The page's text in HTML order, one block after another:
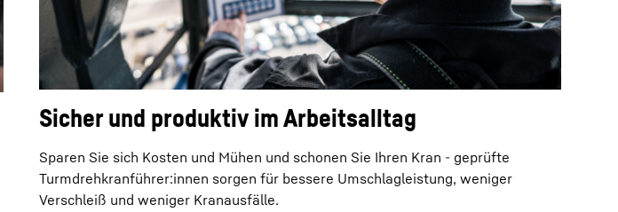
Sicher und produktiv im Arbeitsalltag
Sparen Sie sich Kosten und Mühen und schonen Sie Ihren Kran - geprüfte
Turmdrehkranführer:innen sorgen für bessere Umschlagleistung, weniger
Verschleiß und weniger Kranausfälle.